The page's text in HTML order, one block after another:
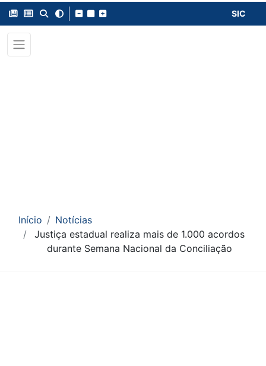
SIC
Início
Notícias
Justiça estadual realiza mais de 1.000 acordos
durante Semana Nacional da Conciliação